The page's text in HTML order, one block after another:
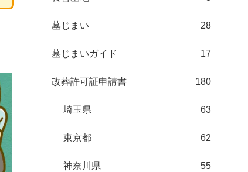
墓じまい 28
墓じまいガイド 17
改葬許可証申請書 180
埼玉県 63
東京都 62
神奈川県 55